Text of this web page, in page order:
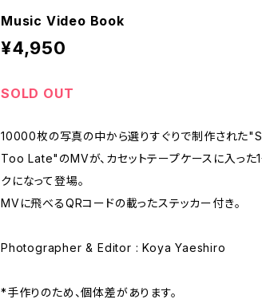
Music Video Book
¥4,950
SOLD OUT
10000枚の写真の中から選りすぐりで制作された
Too Late"のMVが、カセットテープケースに入った1
クになって登場。
MVに飛べるQRコードの載ったステッカー付き。
Photographer & Editor : Koya Yaeshiro
*手作りのため、個体差があります。